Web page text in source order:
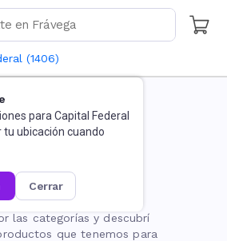
(1406)
para Capital Federal
tu ubicación cuando
cerrar
no existe
las categorías y descubrí
que tenemos para